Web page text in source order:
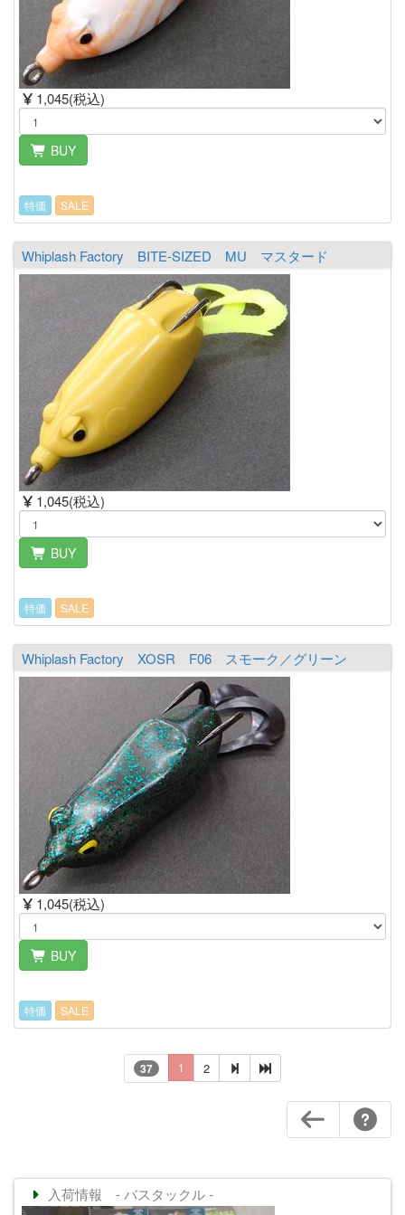
1,045(税込)
BUY
特価 SALE
Whiplash Factory BITE-SIZED MU マスタード
1,045(税込)
BUY
特価 SALE
Whiplash Factory XOSR F06 スモーク／グリーン
1,045(税込)
BUY
特価 SALE
37 1 2
入荷情報 - バスタックル -